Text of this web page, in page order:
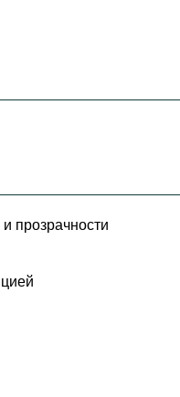
прозрачности